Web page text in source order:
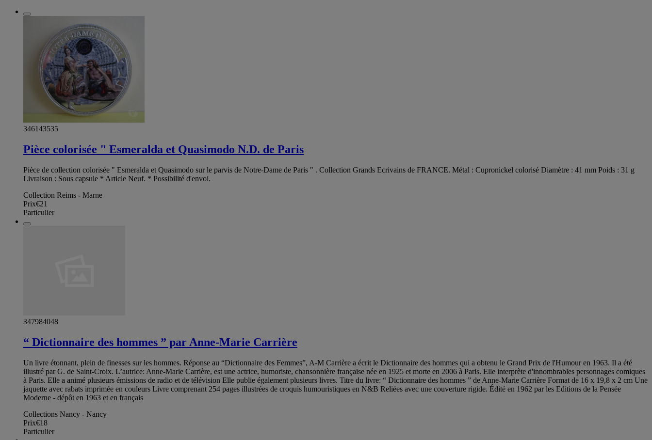
346143535
Pièce colorisée " Esmeralda et Quasimodo N.D. de Paris
Pièce de collection colorisée " Esmeralda et Quasimodo sur le parvis de Notre-Dame de Paris " . Collection Grands Ecrivains de FRANCE. Métal : Cupronickel colorisé Diamètre : 41 mm Poids : 31 g
Livraison : Sous capsule * Article Neuf. * Possibilité d'envoi.
Collection Reims - Marne
Prix€21
Particulier
347984048
“ Dictionnaire des hommes ” par Anne-Marie Carrière
Un livre étonnant, plein de finesses sur les hommes. Réponse au “Dictionnaire des Femmes”, A-M Carrière a écrit le Dictionnaire des hommes qui a obtenu le Grand Prix de l'Humour en 1963. Il a été
illustré par G. de Saint-Croix. L’autrice: Anne-Marie Carrière, est une actrice, humoriste, chansonnière française née en 1925 et morte en 2006 à Paris. Elle interprète d'innombrables personnages comiques
à Paris. Elle a animé plusieurs émissions de radio et de télévision Elle publie également plusieurs livres. Titre du livre: “ Dictionnaire des hommes ” de Anne-Marie Carrière Format de 16 x 19,8 x 2 cm Une
jaquette avec rabats imprimée en couleurs Livre comprenant 254 pages illustrées de croquis humouristiques en N&B Reliées avec une couverture rigide. Édité en 1962 par les Editions de la Pensée
Moderne - dépôt en 1963 et en français
Collections Nancy - Nancy
Prix€18
Particulier